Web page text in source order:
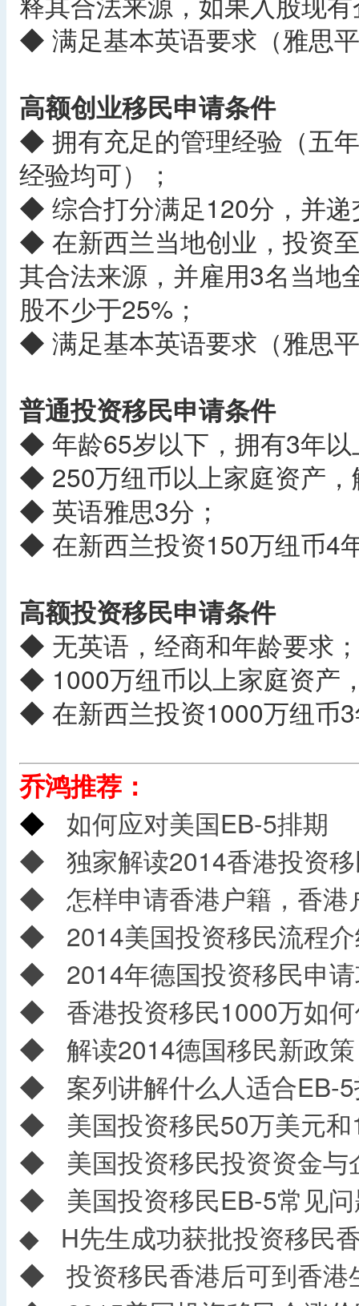
◆ 满足基本英语要求（雅思
高额创业移民申请条件
◆ 拥有充足的管理经验（五
经验均可）；
◆ 综合打分满足120分，并
◆ 在新西兰当地创业，投资
其合法来源，并雇用3名当地
股不少于25%；
◆ 满足基本英语要求（雅思
普通投资移民申请条件
◆ 年龄65岁以下，拥有3年
◆ 250万纽币以上家庭资产
◆ 英语雅思3分；
◆ 在新西兰投资150万纽币4
高额投资移民申请条件
◆ 无英语，经商和年龄要求；
◆ 1000万纽币以上家庭资产
◆ 在新西兰投资1000万纽币
乔鸿推荐：
◆
如何应对美国EB-5排期
◆ 独家解读2014香港投资
◆ 怎样申请香港户籍，香港
◆ 2014美国投资移民流程
◆ 2014年德国投资移民申
◆ 香港投资移民1000万如
◆ 解读2014德国移民新政策
◆ 案列讲解什么人适合EB-
◆ 美国投资移民50万美元
◆ 美国投资移民投资资金与
◆ 美国投资移民EB-5常见
◆ H先生成功获批投资移民
◆ 投资移民香港后可到香港